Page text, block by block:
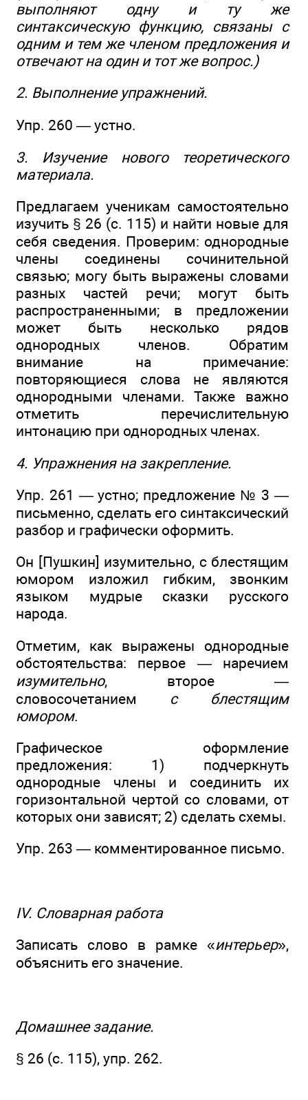
выполняют одну и ту же
синтаксическую функцию, связаны с
одним и тем же членом предложения и
отвечают на один и тот же вопрос.)
2. Выполнение упражнений.
Упр. 260 — устно.
3. Изучение нового теоретического
материала.
Предлагаем ученикам самостоятельно
изучить § 26 (с. 115) и найти новые для
себя сведения. Проверим: однородные
члены соединены сочинительной
связью; могу быть выражены словами
разных частей речи; могут быть
распространенными; в предложении
может быть несколько рядов
однородных членов. Обратим
внимание на примечание:
повторяющиеся слова не являются
однородными членами. Также важно
отметить перечислительную
интонацию при однородных членах.
4. Упражнения на закрепление.
Упр. 261 — устно; предложение № 3 —
письменно, сделать его синтаксический
разбор и графически оформить.
Он [Пушкин] изумительно, с блестящим
юмором изложил гибким, звонким
языком мудрые сказки русского
народа.
Отметим, как выражены однородные
обстоятельства: первое — наречием
изумительно, второе —
словосочетанием с блестящим
юмором.
Графическое оформление
предложения: 1) подчеркнуть
однородные члены и соединить их
горизонтальной чертой со словами, от
которых они зависят; 2) сделать схемы.
Упр. 263 — комментированное письмо.
IV. Словарная работа
Записать слово в рамке «интерьер»,
объяснить его значение.
Домашнее задание.
§ 26 (с. 115), упр. 262.